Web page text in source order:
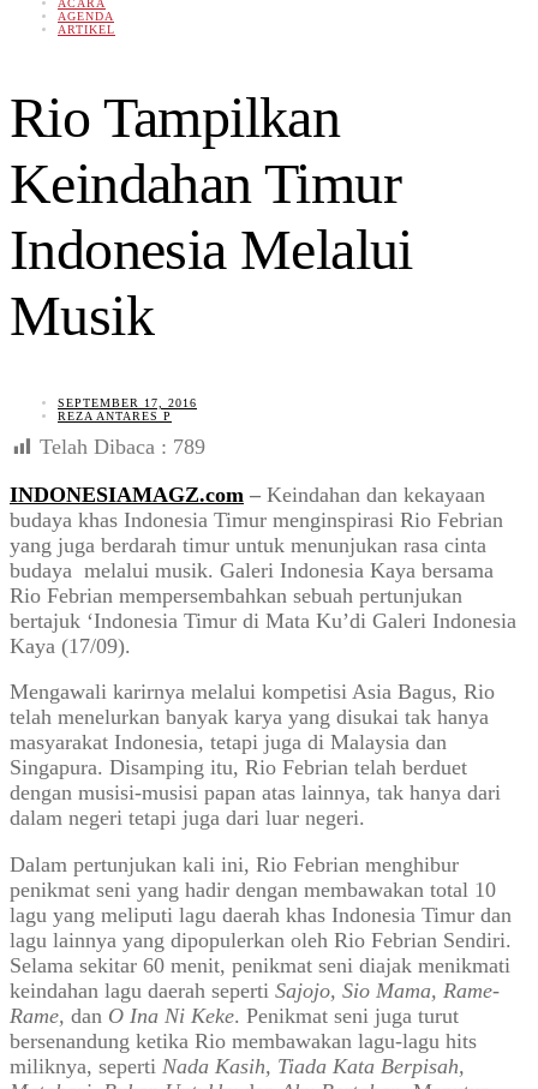
ACARA
AGENDA
ARTIKEL
Rio Tampilkan
Keindahan Timur
Indonesia Melalui
Musik
SEPTEMBER 17, 2016
REZA ANTARES P
Telah Dibaca : 789
INDONESIAMAGZ.com – Keindahan dan kekayaan
budaya khas Indonesia Timur menginspirasi Rio Febrian
yang juga berdarah timur untuk menunjukan rasa cinta
budaya melalui musik. Galeri Indonesia Kaya bersama
Rio Febrian mempersembahkan sebuah pertunjukan
bertajuk ‘Indonesia Timur di Mata Ku’di Galeri Indonesia
Kaya (17/09).
Mengawali karirnya melalui kompetisi Asia Bagus, Rio
telah menelurkan banyak karya yang disukai tak hanya
masyarakat Indonesia, tetapi juga di Malaysia dan
Singapura. Disamping itu, Rio Febrian telah berduet
dengan musisi-musisi papan atas lainnya, tak hanya dari
dalam negeri tetapi juga dari luar negeri.
Dalam pertunjukan kali ini, Rio Febrian menghibur
penikmat seni yang hadir dengan membawakan total 10
lagu yang meliputi lagu daerah khas Indonesia Timur dan
lagu lainnya yang dipopulerkan oleh Rio Febrian Sendiri.
Selama sekitar 60 menit, penikmat seni diajak menikmati
keindahan lagu daerah seperti Sajojo, Sio Mama, Rame-
Rame, dan O Ina Ni Keke. Penikmat seni juga turut
bersenandung ketika Rio membawakan lagu-lagu hits
miliknya, seperti Nada Kasih, Tiada Kata Berpisah,